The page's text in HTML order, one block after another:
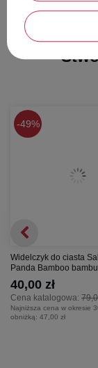
49%
Widelczyk do ciasta
Panda Bamboo
Cena katalogowa:
40,00 zł
Najniższa cena w okresie
obniżką: 47,00 zł